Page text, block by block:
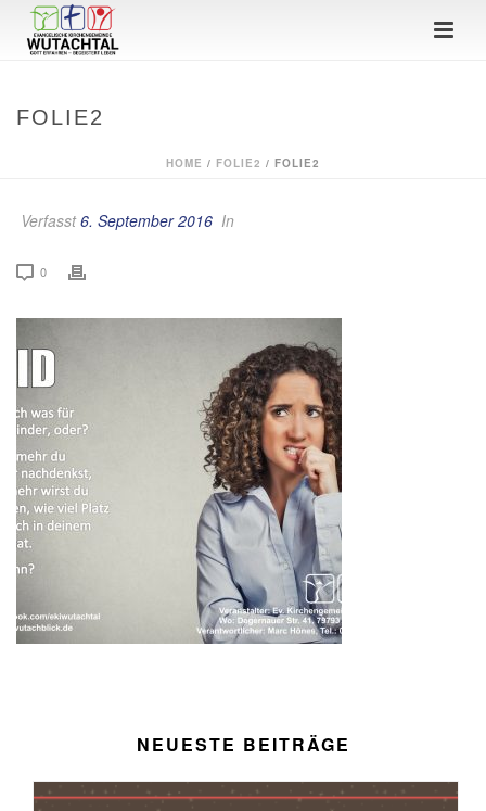
FOLIE2
HOME / FOLIE2 / FOLIE2
Verfasst6. September 2016 In
0
NEUESTE BEITRÄGE